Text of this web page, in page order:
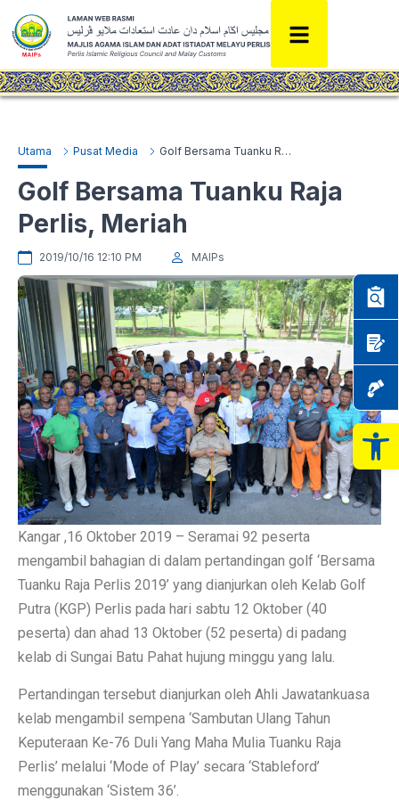
Utama Pusat Media Golf Bersama Tuanku Raja Perlis, Meriah
Golf Bersama Tuanku Raja
Perlis, Meriah
2019/10/16 12:10 PM MAIPs
Kangar ,16 Oktober 2019 – Seramai 92 peserta
mengambil bahagian di dalam pertandingan golf ‘Bersama
Tuanku Raja Perlis 2019’ yang dianjurkan oleh Kelab Golf
Putra (KGP) Perlis pada hari sabtu 12 Oktober (40
peserta) dan ahad 13 Oktober (52 peserta) di padang
kelab di Sungai Batu Pahat hujung minggu yang lalu.
Pertandingan tersebut dianjurkan oleh Ahli Jawatankuasa
kelab mengambil sempena ‘Sambutan Ulang Tahun
Keputeraan Ke-76 Duli Yang Maha Mulia Tuanku Raja
Perlis’ melalui ‘Mode of Play’ secara ‘Stableford’
menggunakan ‘Sistem 36’.